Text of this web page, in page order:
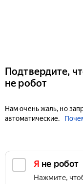
Подтвердите,
не робот
Нам очень жаль, но
автоматические.
Я не робот
Нажмите,